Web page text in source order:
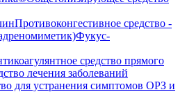
Противоконгестивное средство -
Фукус-
средство прямого
лечения заболеваний
для устранения симптомов ОРЗ и